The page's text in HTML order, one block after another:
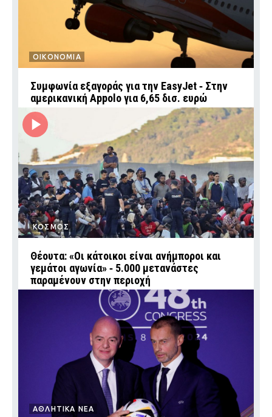
ΟΙΚΟΝΟΜΙΑ
Συμφωνία εξαγοράς για την EasyJet ‑ Στην
αμερικανική Appolo για 6,65 δισ. ευρώ
ΚΟΣΜΟΣ
Θέουτα: «Οι κάτοικοι είναι ανήμποροι και
γεμάτοι αγωνία» ‑ 5.000 μετανάστες
παραμένουν στην περιοχή
ΑΘΛΗΤΙΚΑ ΝΕΑ